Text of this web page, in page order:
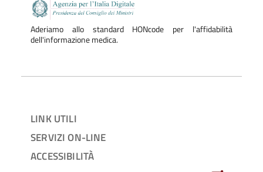
Aderiamo allo standard HONcode per l'affidabilità
dell'informazione medica.
LINK UTILI
SERVIZI ON-LINE
ACCESSIBILITÀ